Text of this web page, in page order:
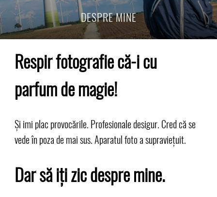
DESPRE MINE
Respir fotografie că-i cu
parfum de magie!
Și imi plac provocările. Profesionale desigur. Cred că se
vede în poza de mai sus. Aparatul foto a supraviețuit.
Dar să iți zic despre mine.